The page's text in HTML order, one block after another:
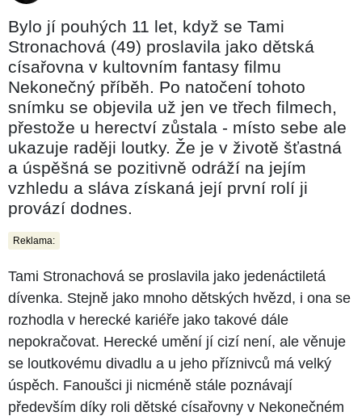
Bylo jí pouhých 11 let, když se Tami
Stronachová (49) proslavila jako dětská
císařovna v kultovním fantasy filmu
Nekonečný příběh. Po natočení tohoto
snímku se objevila už jen ve třech filmech,
přestože u herectví zůstala - místo sebe ale
ukazuje raději loutky. Že je v životě šťastná
a úspěšná se pozitivně odráží na jejím
vzhledu a sláva získaná její první rolí ji
provází dodnes.
Reklama:
Tami Stronachová se proslavila jako jedenáctiletá
dívenka. Stejně jako mnoho dětských hvězd, i ona se
rozhodla v herecké kariéře jako takové dále
nepokračovat. Herecké umění jí cizí není, ale věnuje
se loutkovému divadlu a u jeho příznivců má velký
úspěch. Fanoušci ji nicméně stále poznávají
především díky roli dětské císařovny v Nekonečném